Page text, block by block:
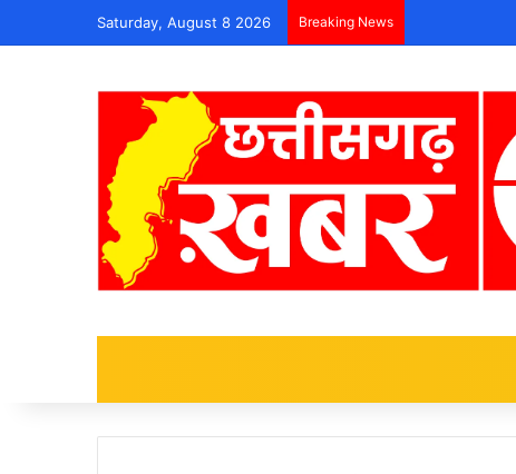
Saturday, August 8 2026 Breaking News